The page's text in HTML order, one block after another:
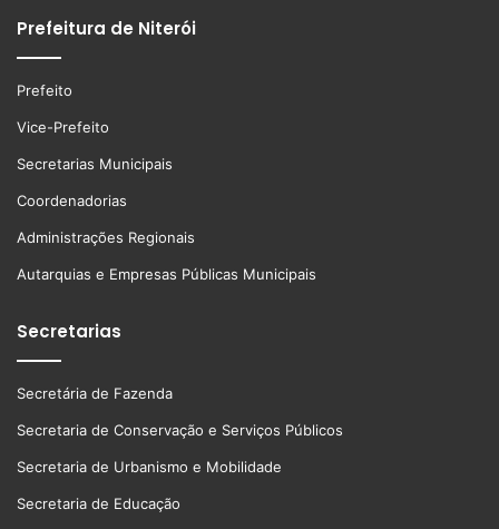
Prefeitura de Niterói
Prefeito
Vice-Prefeito
Secretarias Municipais
Coordenadorias
Administrações Regionais
Autarquias e Empresas Públicas Municipais
Secretarias
Secretária de Fazenda
Secretaria de Conservação e Serviços Públicos
Secretaria de Urbanismo e Mobilidade
Secretaria de Educação